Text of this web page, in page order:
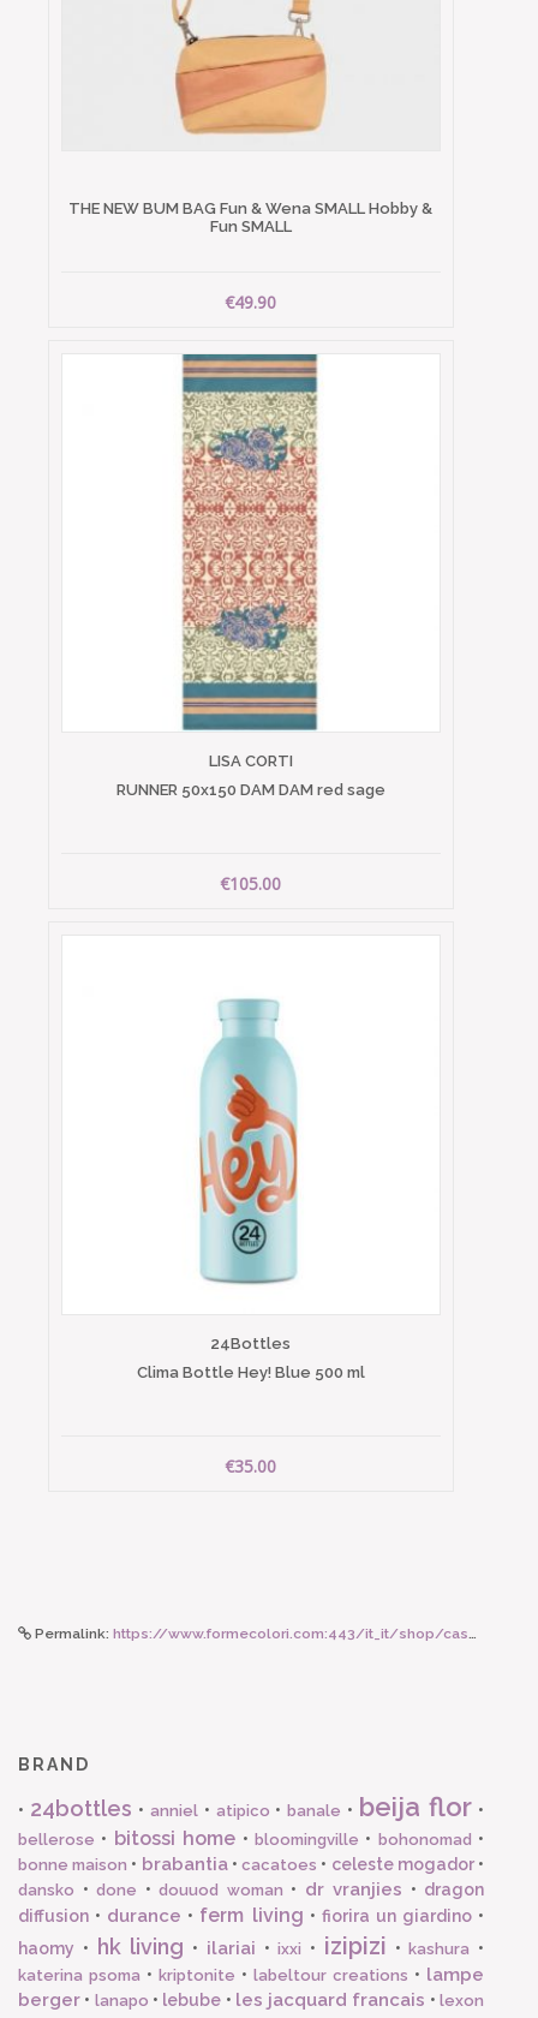
THE NEW BUM BAG Fun & Wena SMALL Hobby &
Fun SMALL
€49.90
LISA CORTI
RUNNER 50x150 DAM DAM red sage
€105.00
24Bottles
Clima Bottle Hey! Blue 500 ml
€35.00
Permalink: https://www.formecolori.com:443/it_it/shop/casa/cuscini/lisa_corti_imbottitura_federa_45_x_45_cm/5432
BRAND
• 24bottles • anniel• atipico •banale • beija flor •
bellerose • bitossi home • bloomingville • bohonomad •
bonne maison • brabantia•cacatoes • celeste mogador•
dansko • done • douuod woman • dr vranjies • dragon
diffusion • durance • ferm living • fiorira un giardino•
haomy • hk living • ilariai •ixxi • izipizi •kashura •
katerina psoma • kriptonite • labeltour creations • lampe
berger • lanapo • lebube • les jacquard francais •lexon